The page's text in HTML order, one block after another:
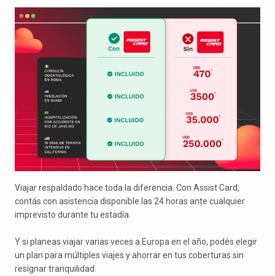
Viajar respaldado hace toda la diferencia. Con Assist Card,
contás con asistencia disponible las 24 horas ante cualquier
imprevisto durante tu estadía.
Y si planeas viajar varias veces a Europa en el año, podés elegir
un plan para múltiples viajes y ahorrar en tus coberturas sin
resignar tranquilidad.